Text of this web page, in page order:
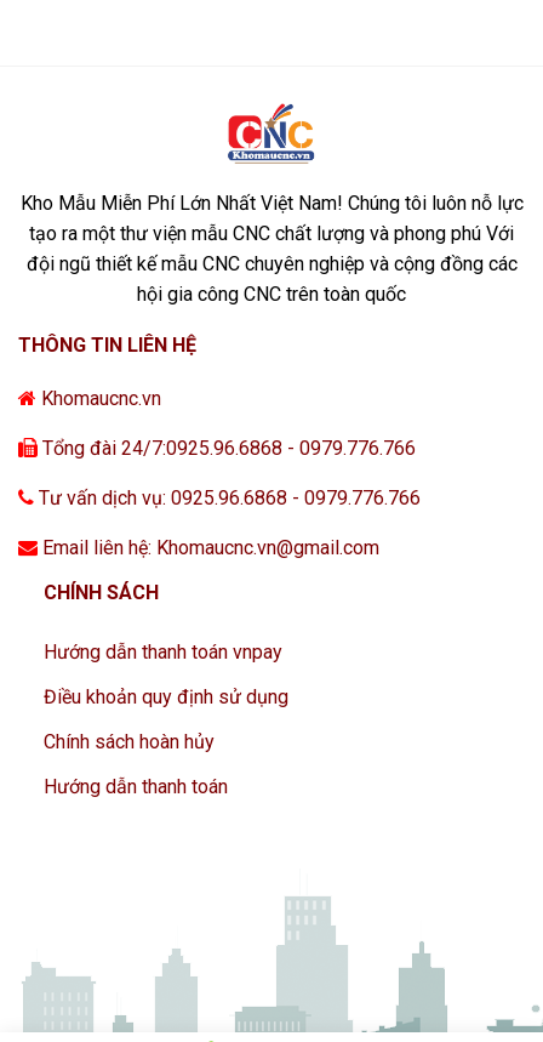
Kho Mẫu Miễn Phí Lớn Nhất Việt Nam! Chúng tôi luôn nỗ lực
tạo ra một thư viện mẫu CNC chất lượng và phong phú Với
đội ngũ thiết kế mẫu CNC chuyên nghiệp và cộng đồng các
hội gia công CNC trên toàn quốc
THÔNG TIN LIÊN HỆ
Khomaucnc.vn
Tổng đài 24/7:0925.96.6868 - 0979.776.766
Tư vấn dịch vụ: 0925.96.6868 - 0979.776.766
Email liên hệ: Khomaucnc.vn@gmail.com
CHÍNH SÁCH
Hướng dẫn thanh toán vnpay
Điều khoản quy định sử dụng
Chính sách hoàn hủy
Hướng dẫn thanh toán